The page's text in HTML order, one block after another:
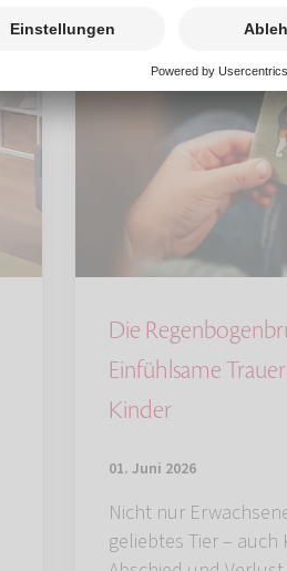
Die
Einfühlsame
Kinder
01. Juni 2026
Nicht nur
geliebtes Tier – auch